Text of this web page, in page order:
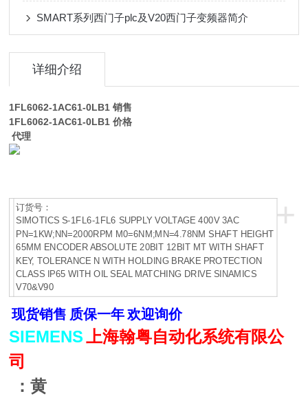
SMART系列西门子plc及V20西门子变频器简介
详细介绍
1FL6062-1AC61-0LB1 销售
1FL6062-1AC61-0LB1 价格
代理
+
订货号：
SIMOTICS S-1FL6-1FL6 SUPPLY VOLTAGE 400V 3AC
PN=1KW;NN=2000RPM M0=6NM;MN=4.78NM SHAFT HEIGHT
65MM ENCODER ABSOLUTE 20BIT 12BIT MT WITH SHAFT
KEY, TOLERANCE N WITH HOLDING BRAKE PROTECTION
CLASS IP65 WITH OIL SEAL MATCHING DRIVE SINAMICS
V70&V90
现货销售 质保一年 欢迎询价
SIEMENS 上海翰粤自动化系统有限公
司
：黄